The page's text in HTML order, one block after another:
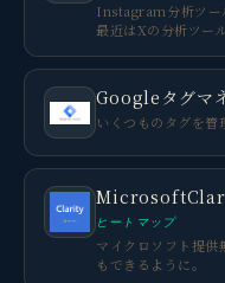
Instagram分析ツー
最近はXの分析ツー
Googleタグマ
いくつものタグを
ヒートマップ
マイクロソフト提
もできるように。